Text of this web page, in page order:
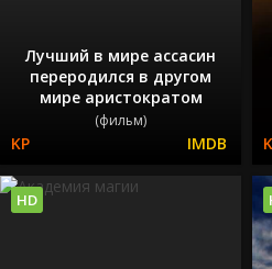
Лучший в мире ассасин
переродился в другом
мире аристократом
(фильм)
HD